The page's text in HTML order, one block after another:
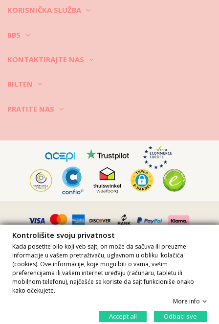
KORISNIČKA SLUŽBA
BBS
KONTAKTIRAJTE NAS
BILTEN
PRATITE NAS
Sve cene uključuju PDV · Broj PDV-a FR36509778270 · Sva prava
zadržana ©2023 Brazilian Bikini Shop
Site protected by reCAPTCHA.
Kontrolišite svoju privatnost
Kontrolišite svoju privatnost
Kada posetite bilo koji veb sajt, on može da sačuva ili preuzme
informacije u vašem pretraživaču, uglavnom u obliku 'kolačića'
(cookies). Ove informacije, koje mogu biti o vama, vašim
preferencijama ili vašem internet uređaju (računaru, tabletu ili
mobilnom telefonu), najčešće se koriste da sajt funkcioniše onako
kako očekujete.
More info
Accept all Odbaci sve